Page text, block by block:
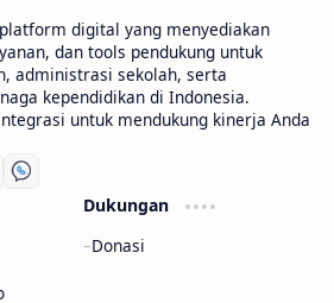
digital yang menyediakan
dan tools pendukung untuk
administrasi sekolah, serta
kependidikan di Indonesia.
untuk mendukung kinerja Anda
Dukungan
Donasi